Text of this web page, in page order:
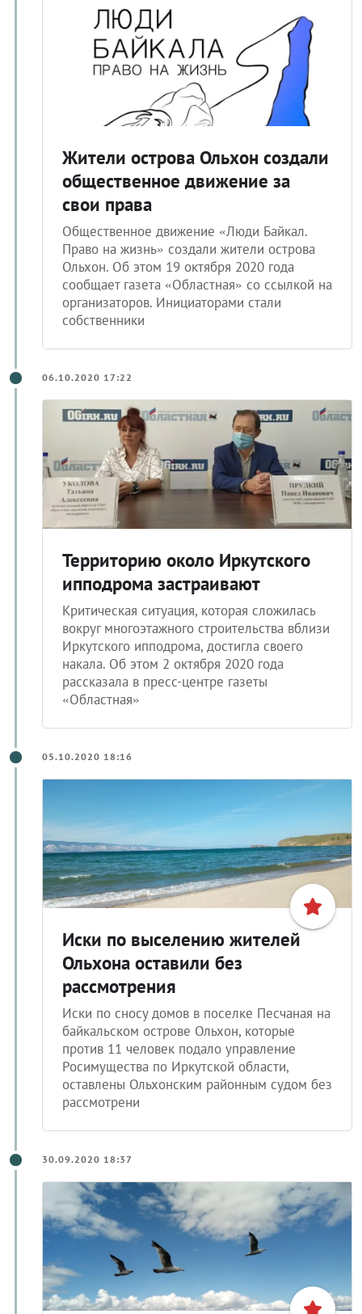
общественное движение за
свои права
Общественное движение «Люди Байкал.
Право на жизнь» создали жители острова
Ольхон. Об этом 19 октября 2020 года
сообщает газета «Областная» со ссылкой на
организаторов. Инициаторами стали
собственники
ипподрома застраивают
Критическая ситуация, которая сложилась
вокруг многоэтажного строительства вблизи
Иркутского ипподрома, достигла своего
накала. Об этом 2 октября 2020 года
рассказала в пресс-центре газеты
«Областная»
Иски по выселению жителей
Ольхона оставили без
рассмотрения
Иски по сносу домов в поселке Песчаная на
байкальском острове Ольхон, которые
против 11 человек подало управление
Росимущества по Иркутской области,
оставлены Ольхонским районным судом без
рассмотрени